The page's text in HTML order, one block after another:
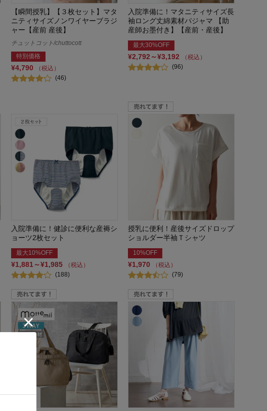
【瞬間授乳】【３枚セット】マタ
ニティサイズノンワイヤーブラジ
ャー【産前 産後】
チュットコット/chuttocott
特別価格
¥4,790
（税込）
(46)
入院準備に！マタニティサイズ長
袖ロング丈綿素材パジャマ 【助
産師お墨付き】【産前・産後】
最大30%OFF
¥2,792～¥3,192
（税込）
(96)
入院準備に！健診に便利な産褥シ
ョーツ2枚セット
最大10%OFF
¥1,881～¥1,985
（税込）
(188)
授乳に便利！産後サイズドロップ
ショルダー半袖Ｔシャツ
10%OFF
¥1,970
（税込）
(79)